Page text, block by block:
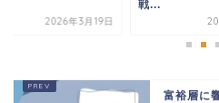
2026年4月7日
の...
富裕層に